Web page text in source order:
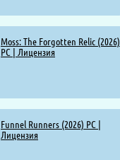
Moss: The Forgotten Relic (2026)
PC | Лицензия
Funnel Runners (2026) PC |
Лицензия